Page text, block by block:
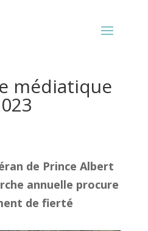
médiatique
de Prince Albert
annuelle procure
de fierté